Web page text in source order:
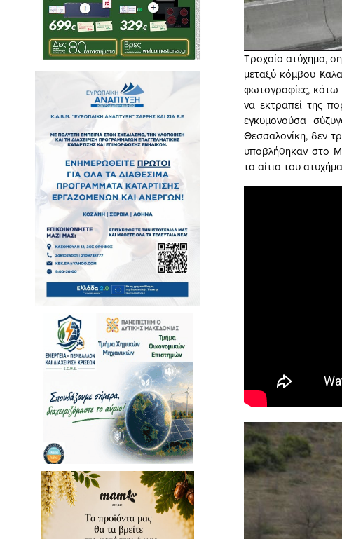
Τροχαίο ατύχημα,
μεταξύ κόμβου
φωτογραφίες, κάτω
να εκτραπεί της
εγκυμονούσα
Θεσσαλονίκη, δεν
υποβλήθηκαν στο
τα αίτια του